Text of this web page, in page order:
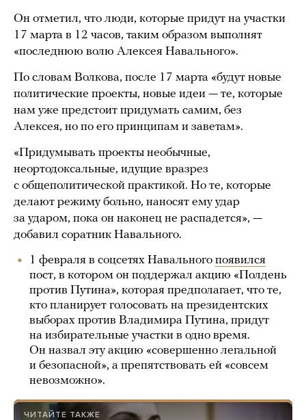
Он отметил, что люди, которые придут на участки
17 марта в 12 часов, таким образом выполнят
«последнюю волю Алексея Навального».
По словам Волкова, после 17 марта «будут новые
политические проекты, новые идеи — те, которые
нам уже предстоит придумать самим, без
Алексея, но по его принципам и заветам».
«Придумывать проекты необычные,
неортодоксальные, идущие вразрез
с общеполитической практикой. Но те, которые
делают режиму больно, наносят ему удар
за ударом, пока он наконец не распадется», —
добавил соратник Навального.
1 февраля в соцсетях Навального появился
пост, в котором он поддержал акцию «Полдень
против Путина», которая предполагает, что те,
кто планирует голосовать на президентских
выборах против Владимира Путина, придут
на избирательные участки в одно время.
Он назвал эту акцию «совершенно легальной
и безопасной», а препятствовать ей «совсем
невозможно».
ЧИТАЙТЕ ТАКЖЕ